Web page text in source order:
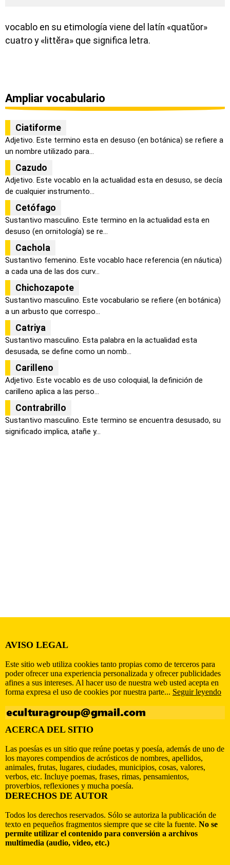
vocablo en su etimología viene del latín «quatŭor»
cuatro y «littĕra» que significa letra.
Ampliar vocabulario
Ciatiforme
Adjetivo. Este termino esta en desuso (en botánica) se refiere a
un nombre utilizado para...
Cazudo
Adjetivo. Este vocablo en la actualidad esta en desuso, se decía
de cualquier instrumento...
Cetófago
Sustantivo masculino. Este termino en la actualidad esta en
desuso (en ornitología) se re...
Cachola
Sustantivo femenino. Este vocablo hace referencia (en náutica)
a cada una de las dos curv...
Chichozapote
Sustantivo masculino. Este vocabulario se refiere (en botánica)
a un arbusto que correspo...
Catriya
Sustantivo masculino. Esta palabra en la actualidad esta
desusada, se define como un nomb...
Carilleno
Adjetivo. Este vocablo es de uso coloquial, la definición de
carilleno aplica a las perso...
Contrabrillo
Sustantivo masculino. Este termino se encuentra desusado, su
significado implica, atañe y...
AVISO LEGAL
Este sitio web utiliza cookies tanto propias como de terceros para
poder ofrecer una experiencia personalizada y ofrecer publicidades
afines a sus intereses. Al hacer uso de nuestra web usted acepta en
forma expresa el uso de cookies por nuestra parte... Seguir leyendo
ACERCA DEL SITIO
Las poesías es un sitio que reúne poetas y poesía, además de uno de
los mayores compendios de acrósticos de nombres, apellidos,
animales, frutas, lugares, ciudades, municipios, cosas, valores,
verbos, etc. Incluye poemas, frases, rimas, pensamientos,
proverbios, reflexiones y mucha poesía.
DERECHOS DE AUTOR
Todos los derechos reservados. Sólo se autoriza la publicación de
texto en pequeños fragmentos siempre que se cite la fuente. No se
permite utilizar el contenido para conversión a archivos
multimedia (audio, video, etc.)